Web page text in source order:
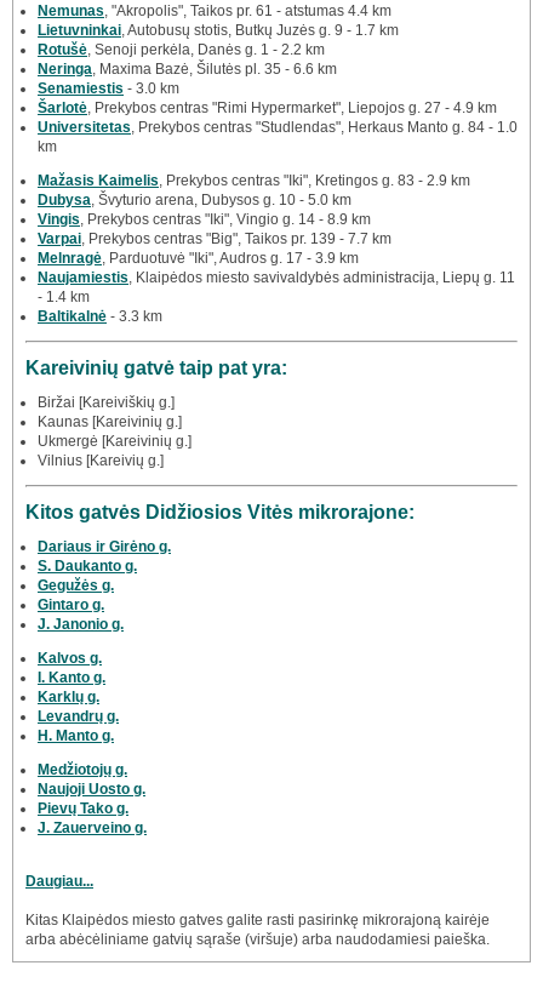
Nemunas , "Akropolis", Taikos pr. 61 - atstumas 4.4 km
Lietuvninkai , Autobusų stotis, Butkų Juzės g. 9 - 1.7 km
Rotušė , Senoji perkėla, Danės g. 1 - 2.2 km
Neringa , Maxima Bazė, Šilutės pl. 35 - 6.6 km
Senamiestis - 3.0 km
Šarlotė , Prekybos centras "Rimi Hypermarket", Liepojos g. 27 - 4.9 km
Universitetas , Prekybos centras "Studlendas", Herkaus Manto g. 84 - 1.0
km
Mažasis Kaimelis , Prekybos centras "Iki", Kretingos g. 83 - 2.9 km
Dubysa , Švyturio arena, Dubysos g. 10 - 5.0 km
Vingis , Prekybos centras "Iki", Vingio g. 14 - 8.9 km
Varpai , Prekybos centras "Big", Taikos pr. 139 - 7.7 km
Melnragė , Parduotuvė "Iki", Audros g. 17 - 3.9 km
Naujamiestis , Klaipėdos miesto savivaldybės administracija, Liepų g. 11
- 1.4 km
Baltikalnė - 3.3 km
Kareivinių gatvė taip pat yra:
Biržai [Kareiviškių g.]
Kaunas [Kareivinių g.]
Ukmergė [Kareivinių g.]
Vilnius [Kareivių g.]
Kitos gatvės Didžiosios Vitės mikrorajone:
Dariaus ir Girėno g.
S. Daukanto g.
Gegužės g.
Gintaro g.
J. Janonio g.
Kalvos g.
I. Kanto g.
Karklų g.
Levandrų g.
H. Manto g.
Medžiotojų g.
Naujoji Uosto g.
Pievų Tako g.
J. Zauerveino g.
Daugiau...
Kitas Klaipėdos miesto gatves galite rasti pasirinkę mikrorajoną kairėje
arba abėcėliniame gatvių sąraše (viršuje) arba naudodamiesi paieška.